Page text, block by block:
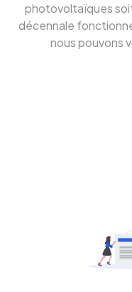
photovoltaïques
décennale
nous pouvons